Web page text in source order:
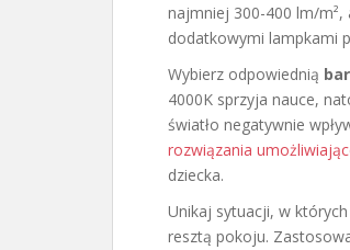
najmniej 300-400 lm/
dodatkowymi lampkami
Wybierz odpowiednią
4000K sprzyja nauce,
światło negatywnie
rozwiązania
dziecka.
Unikaj sytuacji, w
resztą pokoju.